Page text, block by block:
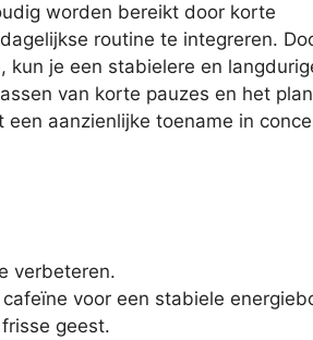
worden bereikt door korte
routine te integreren.
kun je een stabielere en
van korte pauzes en het
aanzienlijke toename in
verbeteren.
voor een stabiele
geest.